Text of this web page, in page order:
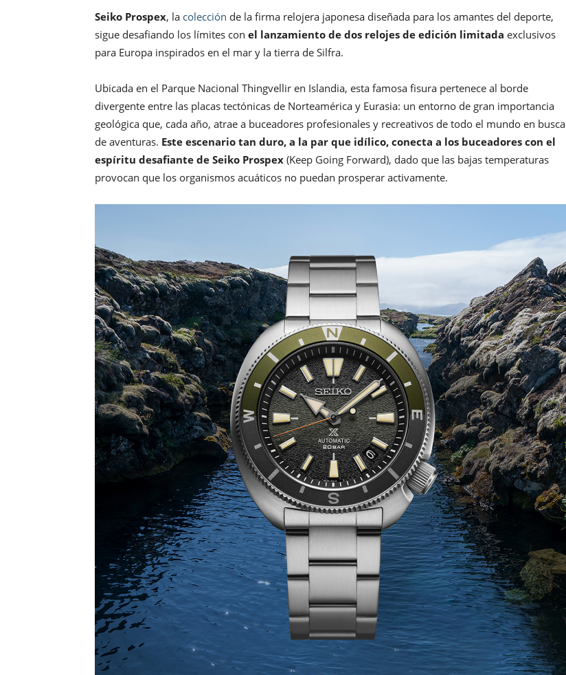
Seiko Prospex, la colección de la firma relojera japonesa diseñada para los amantes del deporte,
sigue desafiando los límites con el lanzamiento de dos relojes de edición limitada exclusivos
para Europa inspirados en el mar y la tierra de Silfra.
Ubicada en el Parque Nacional Thingvellir en Islandia, esta famosa fisura pertenece al borde
divergente entre las placas tectónicas de Norteamérica y Eurasia: un entorno de gran importancia
geológica que, cada año, atrae a buceadores profesionales y recreativos de todo el mundo en busca
de aventuras. Este escenario tan duro, a la par que idílico, conecta a los buceadores con el
espíritu desafiante de Seiko Prospex (Keep Going Forward), dado que las bajas temperaturas
provocan que los organismos acuáticos no puedan prosperar activamente.